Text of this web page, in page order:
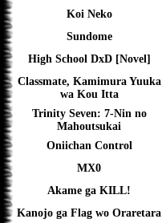
Koi Neko
Sundome
High School DxD [Novel]
Classmate, Kamimura Yuuka
wa Kou Itta
Trinity Seven: 7-Nin no
Mahoutsukai
Oniichan Control
MX0
Akame ga KILL!
Kanojo ga Flag wo Oraretara